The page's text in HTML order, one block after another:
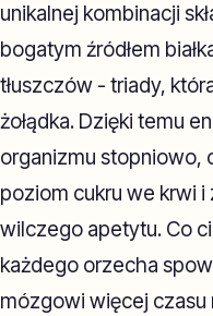
unikalnej kombinacji
bogatym źródłem
tłuszczów - triady,
żołądka. Dzięki temu
organizmu stopniowo,
poziom cukru we krwi i
wilczego apetytu. Co
każdego orzecha
mózgowi więcej czasu